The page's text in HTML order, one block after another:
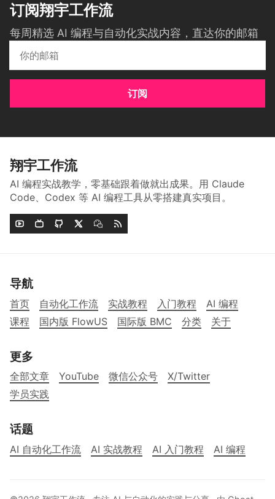
订阅翔宇工作流
每周精选 AI 编程与自动化实战内容，直达你的邮箱
订阅
翔宇工作流
AI 编程实战教学，零基础跟着做就出成果。用 Claude
Code、Codex 等 AI 编程工具从零搭建真实项目。
导航
首页 自动化工作流 实战教程 入门教程
AI 编程
课程
国内版 FlowUS 国际版 BMC 分类 关于
更多
全部文章 YouTube 微信公众号
X/Twitter
学员实践
话题
AI 自动化工作流 AI 实战教程 AI 入门教程 AI 编程